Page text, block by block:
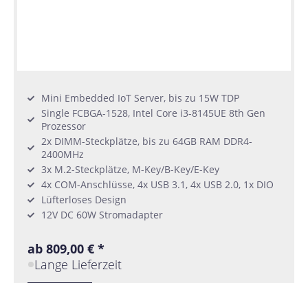
Mini Embedded IoT Server, bis zu 15W TDP
Single FCBGA-1528, Intel Core i3-8145UE 8th Gen
Prozessor
2x DIMM-Steckplätze, bis zu 64GB RAM DDR4-
2400MHz
3x M.2-Steckplätze, M-Key/B-Key/E-Key
4x COM-Anschlüsse, 4x USB 3.1, 4x USB 2.0, 1x DIO
Lüfterloses Design
12V DC 60W Stromadapter
ab 809,00 € *
Lange Lieferzeit